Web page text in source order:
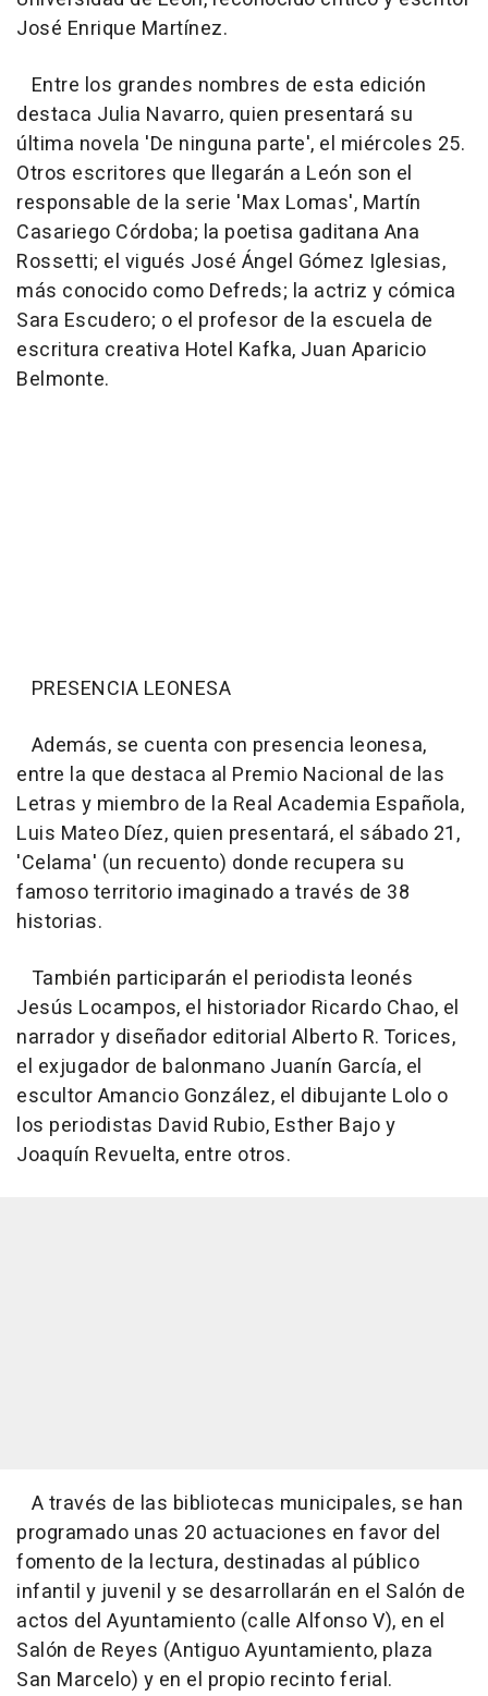
José Enrique Martínez.
Entre los grandes nombres de esta edición
destaca Julia Navarro, quien presentará su
última novela 'De ninguna parte', el miércoles 25.
Otros escritores que llegarán a León son el
responsable de la serie 'Max Lomas', Martín
Casariego Córdoba; la poetisa gaditana Ana
Rossetti; el vigués José Ángel Gómez Iglesias,
más conocido como Defreds; la actriz y cómica
Sara Escudero; o el profesor de la escuela de
escritura creativa Hotel Kafka, Juan Aparicio
Belmonte.
PRESENCIA LEONESA
Además, se cuenta con presencia leonesa,
entre la que destaca al Premio Nacional de las
Letras y miembro de la Real Academia Española,
Luis Mateo Díez, quien presentará, el sábado 21,
'Celama' (un recuento) donde recupera su
famoso territorio imaginado a través de 38
historias.
También participarán el periodista leonés
Jesús Locampos, el historiador Ricardo Chao, el
narrador y diseñador editorial Alberto R. Torices,
el exjugador de balonmano Juanín García, el
escultor Amancio González, el dibujante Lolo o
los periodistas David Rubio, Esther Bajo y
Joaquín Revuelta, entre otros.
A través de las bibliotecas municipales, se han
programado unas 20 actuaciones en favor del
fomento de la lectura, destinadas al público
infantil y juvenil y se desarrollarán en el Salón de
actos del Ayuntamiento (calle Alfonso V), en el
Salón de Reyes (Antiguo Ayuntamiento, plaza
San Marcelo) y en el propio recinto ferial.